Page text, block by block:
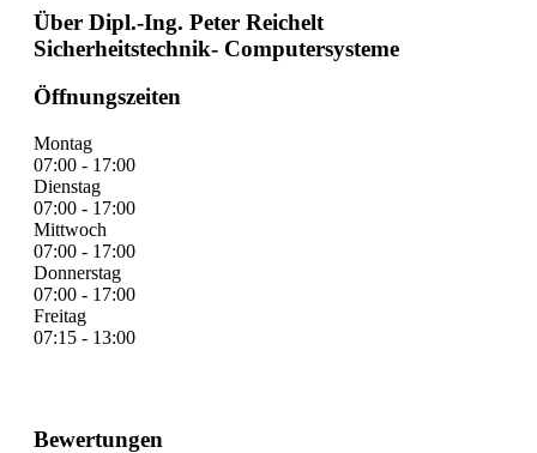
Über Dipl.-Ing. Peter Reichelt
Sicherheitstechnik- Computersysteme
Öffnungszeiten
Montag
07:00 - 17:00
Dienstag
07:00 - 17:00
Mittwoch
07:00 - 17:00
Donnerstag
07:00 - 17:00
Freitag
07:15 - 13:00
Bewertungen